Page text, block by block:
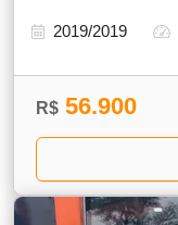
2019/2019
R$ 56.900